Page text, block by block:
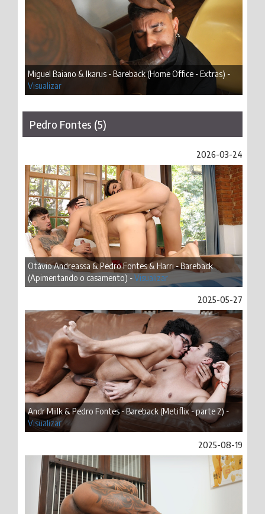
Miguel Baiano & Ikarus - Bareback (Home Office - Extras) -
Visualizar
Pedro Fontes (5)
2026-03-24
Otávio Andreassa & Pedro Fontes & Harri - Bareback
(Apimentando o casamento) -Visualizar
2025-05-27
Andr Miilk & Pedro Fontes - Bareback (Metiflix - parte 2) -
Visualizar
2025-08-19